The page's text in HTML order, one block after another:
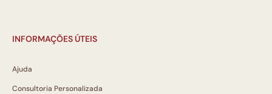
INFORMAÇÕES ÚTEIS
Ajuda
Consultoria Personalizada